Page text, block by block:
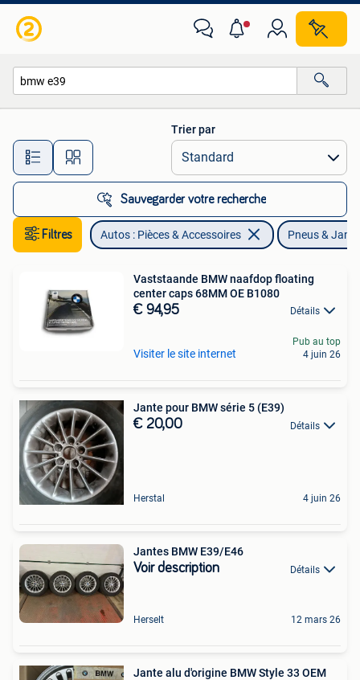
Toutes les distances…
Trier par
Sauvegarder votre recherche
Filtres Autos : Pièces & Accessoires Pneus &
Vaststaande BMW naafdop floating
center caps 68MM OE B1080
€ 94,95 Détails
Visiter le site internet
Pub au top
4 juin 26
Jante pour BMW série 5 (E39)
€ 20,00 Détails
Herstal 4 juin 26
Jantes BMW E39/E46
Voir description Détails
Herselt 12 mars 26
Jante alu d'origine BMW Style 33 OEM